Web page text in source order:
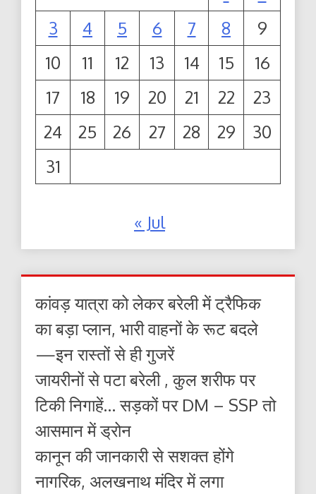
3
4 5 6 7 8
9
10
11 12 13 14 15
16
17
18 19 20 21 22
23
24
25 26 27 28 29
30
31
« Jul
कांवड़ यात्रा को लेकर बरेली में ट्रैफिक
का बड़ा प्लान, भारी वाहनों के रूट बदले
—इन रास्तों से ही गुजरें
जायरीनों से पटा बरेली , कुल शरीफ पर
टिकी निगाहें… सड़कों पर DM – SSP तो
आसमान में ड्रोन
कानून की जानकारी से सशक्त होंगे
नागरिक, अलखनाथ मंदिर में लगा